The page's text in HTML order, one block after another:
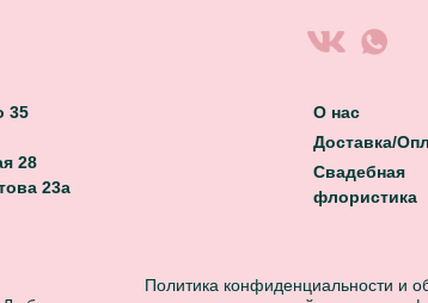
35
28
23а
О нас
Доставка/
Свадебная
флористика
Политика конфиденциальности и